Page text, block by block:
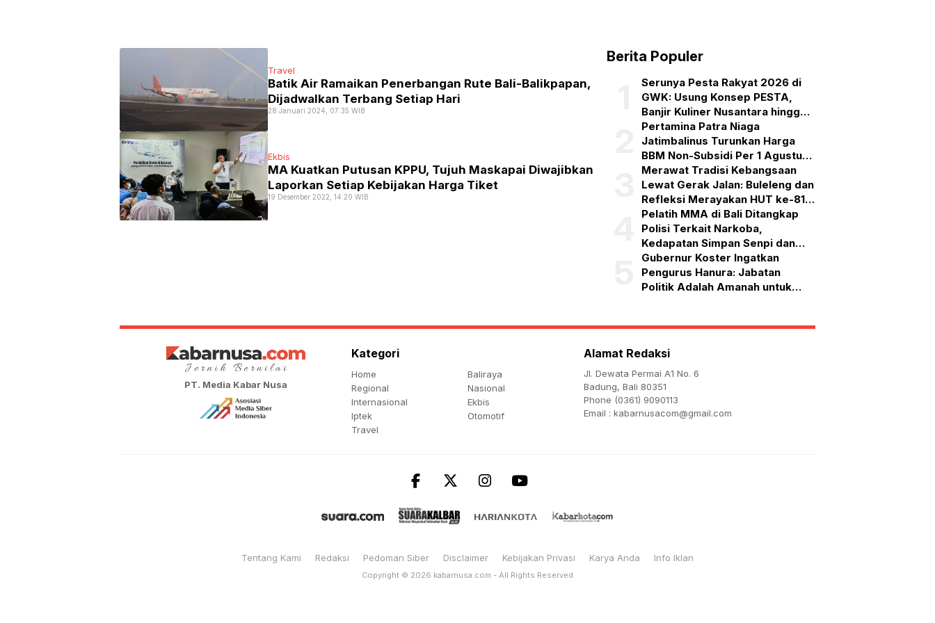
Travel
Batik Air Ramaikan Penerbangan Rute Bali-Balikpapan,
Dijadwalkan Terbang Setiap Hari
28 Januari 2024, 07:35 WIB
Ekbis
MA Kuatkan Putusan KPPU, Tujuh Maskapai Diwajibkan
Laporkan Setiap Kebijakan Harga Tiket
19 Desember 2022, 14:20 WIB
Berita Populer
Serunya Pesta Rakyat 2026 di
GWK: Usung Konsep PESTA,
Banjir Kuliner Nusantara hingga
Pesta Kembang Api
Pertamina Patra Niaga
Jatimbalinus Turunkan Harga
BBM Non-Subsidi Per 1 Agustus
2026
Merawat Tradisi Kebangsaan
Lewat Gerak Jalan: Buleleng dan
Refleksi Merayakan HUT ke-81
RI
Pelatih MMA di Bali Ditangkap
Polisi Terkait Narkoba,
Kedapatan Simpan Senpi dan
Puluhan Amunisi
Gubernur Koster Ingatkan
Pengurus Hanura: Jabatan
Politik Adalah Amanah untuk
PT. Media Kabar Nusa
Kategori
Home
Baliraya
Regional
Nasional
Internasional
Ekbis
Iptek
Otomotif
Travel
Alamat Redaksi
Jl. Dewata Permai A1 No. 6
Badung, Bali 80351
Phone (0361) 9090113
Email : kabarnusacom@gmail.com
Tentang Kami Redaksi Pedoman Siber Disclaimer Kebijakan Privasi Karya Anda Info Iklan
Copyright © 2026 kabarnusa.com - All Rights Reserved